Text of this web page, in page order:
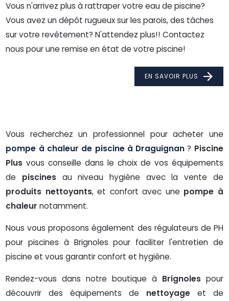
Vous n'arrivez plus à rattraper votre eau de piscine?
Vous avez un dépôt rugueux sur les parois, des tâches
sur votre revêtement? N'attendez plus!! Contactez
nous pour une remise en état de votre piscine!
EN SAVOIR PLUS
Vous recherchez un professionnel pour acheter une
pompe à chaleur de piscine à Draguignan ? Piscine
Plus vous conseille dans le choix de vos équipements
de piscinesau niveau hygiène avec la vente de
produits nettoyants, et confort avec une pompe à
chaleur notamment.
Nous vous proposons également des régulateurs de PH
pour piscines à Brignoles pour faciliter l'entretien de
piscine et vous garantir confort et hygiène.
Rendez-vous dans notre boutique à Brignolespour
découvrir des équipements de nettoyageet de